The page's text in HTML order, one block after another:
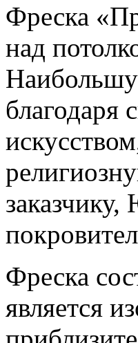
Фреска
над
благодаря
Фреска
является